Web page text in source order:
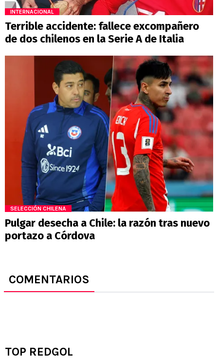
INTERNACIONAL
Terrible accidente: fallece excompañero
de dos chilenos en la Serie A de Italia
SELECCIÓN CHILENA
Pulgar desecha a Chile: la razón tras nuevo
portazo a Córdova
COMENTARIOS
TOP REDGOL